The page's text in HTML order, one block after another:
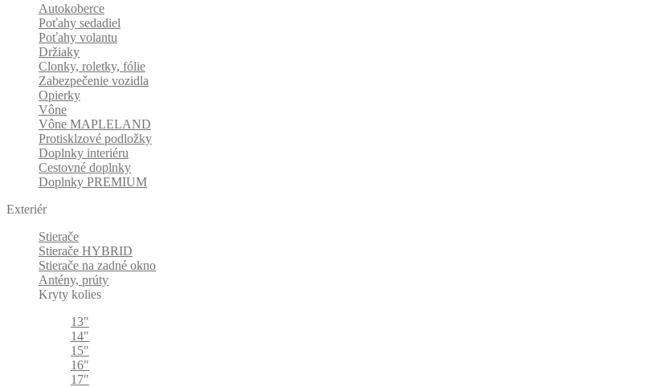
Autokoberce
Poťahy sedadiel
Poťahy volantu
Držiaky
Clonky, roletky, fólie
Zabezpečenie vozidla
Opierky
Vône
Vône MAPLELAND
Protisklzové podložky
Doplnky interiéru
Cestovné doplnky
Doplnky PREMIUM
Exteriér
Stierače
Stierače HYBRID
Stierače na zadné okno
Antény, prúty
Kryty kolies
13"
14"
15"
16"
17"